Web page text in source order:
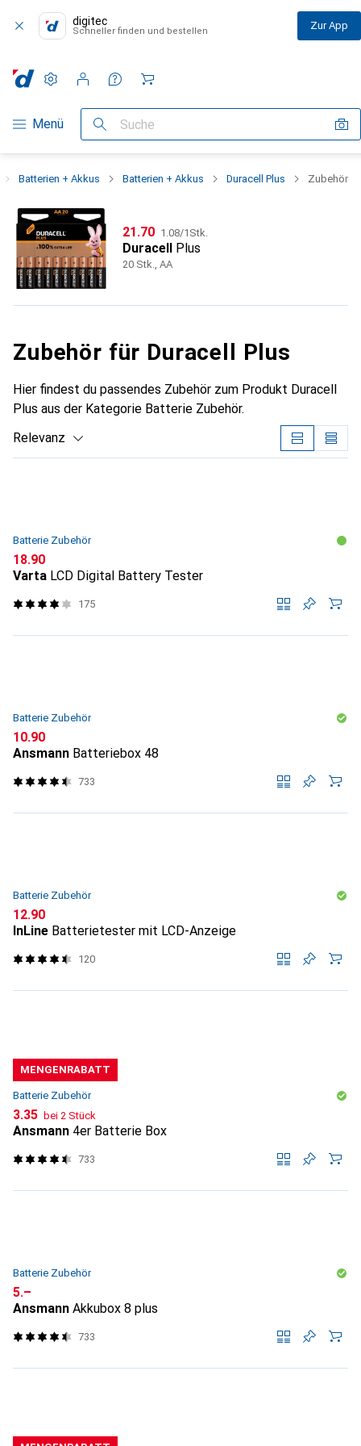
digitec
Schneller finden und bestellen Zur App
Navigation nach Kategorien
Menü Suche
Einstellungen
Kundenkonto
Vergleichslisten
Merklisten
Warenkorb
Batterien + Akkus Batterien + Akkus Duracell Plus Zubehör
CHF
21.70 CHF
1.08/1Stk.
Duracell Plus
20 Stk., AA
Zubehör für Duracell Plus
Hier findest du passendes Zubehör zum Produkt Duracell
Plus aus der Kategorie Batterie Zubehör.
Relevanz
Batterie Zubehör
CHF
18.90
Varta LCD Digital Battery Tester
175
Batterie Zubehör
CHF
10.90
Ansmann Batteriebox 48
733
Batterie Zubehör
CHF
12.90
InLine Batterietester mit LCD-Anzeige
120
MENGENRABATT
Batterie Zubehör
CHF
3.35 bei 2 Stück
Ansmann 4er Batterie Box
733
Batterie Zubehör
CHF
5.–
Ansmann Akkubox 8 plus
733